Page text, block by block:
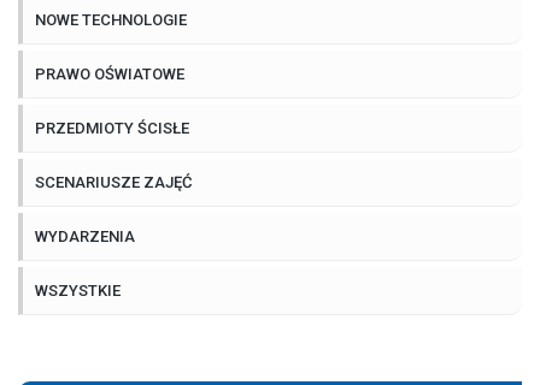
NOWE TECHNOLOGIE
PRAWO OŚWIATOWE
PRZEDMIOTY ŚCISŁE
SCENARIUSZE ZAJĘĆ
WYDARZENIA
WSZYSTKIE